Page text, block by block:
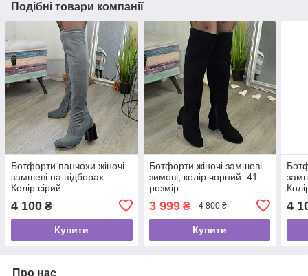
Подібні товари компанії
Ботфорти панчохи жіночі
замшеві на підборах.
Колір сірий
4 100 ₴
Купити
Ботфорти жіночі замшеві
зимові, колір чорний. 41
розмір
3 999₴ 4 800 ₴
Купити
4
Про нас